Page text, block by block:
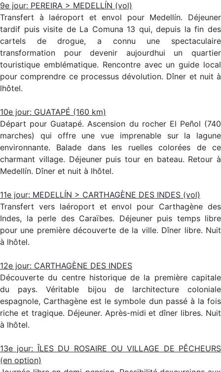
9e jour: PEREIRA > MEDELLÍN (vol)
Transfert à laéroport et envol pour Medellín. Déjeuner
tardif puis visite de La Comuna 13 qui, depuis la fin des
cartels de drogue, a connu une spectaculaire
transformation pour devenir aujourdhui un quartier
touristique emblématique. Rencontre avec un guide local
pour comprendre ce processus dévolution. Dîner et nuit à
lhôtel.
10e jour: GUATAPÉ (160 km)
Départ pour Guatapé. Ascension du rocher El Peñol (740
marches) qui offre une vue imprenable sur la lagune
environnante. Balade dans les ruelles colorées de ce
charmant village. Déjeuner puis tour en bateau. Retour à
Medellín. Dîner et nuit à lhôtel.
11e jour: MEDELLÍN > CARTHAGÈNE DES INDES (vol)
Transfert vers laéroport et envol pour Carthagène des
Indes, la perle des Caraïbes. Déjeuner puis temps libre
pour une première découverte de la ville. Dîner libre. Nuit
à lhôtel.
12e jour: CARTHAGÈNE DES INDES
Découverte du centre historique de la première capitale
du pays. Véritable bijou de larchitecture coloniale
espagnole, Carthagène est le symbole dun passé à la fois
riche et tragique. Déjeuner. Après-midi et dîner libres. Nuit
à lhôtel.
13e jour: ÎLES DU ROSAIRE OU VILLAGE DE PÊCHEURS
(en option)